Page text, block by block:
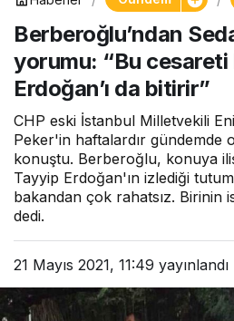
Berberoğlu’ndan
yorumu: “Bu cesareti
Erdoğan’ı da bitirir”
CHP eski İstanbul Milletvekili
Peker'in haftalardır gündemde
konuştu. Berberoğlu, konuya
Tayyip Erdoğan'ın izlediği
bakandan çok rahatsız. Birinin
dedi.
21 Mayıs 2021, 11:49 yayınlandı